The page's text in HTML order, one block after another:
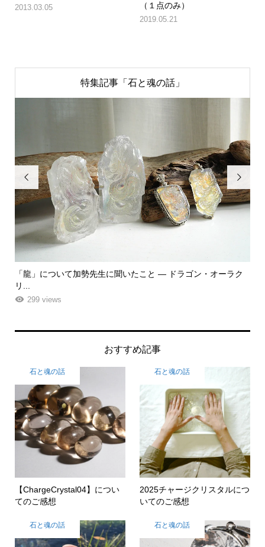
2013.03.05
（１点のみ）
2019.05.21
特集記事「石と魂の話」

「飾る」から「使う」へ。鉱物と植物が織りなす贅沢なフラワ
ーエ...
261 views

おすすめ記事
石と魂の話
【ChargeCrystal04】につい
てのご感想
石と魂の話
2025チャージクリスタルにつ
いてのご感想
石と魂の話 石と魂の話